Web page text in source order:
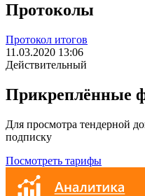
Протоколы
Протокол итогов
11.03.2020 13:06
Действительный
Прикреплённые
Для просмотра тендерной
подписку
Посмотреть тарифы